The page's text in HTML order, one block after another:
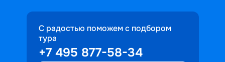
С радостью поможем с подбором
тура
+7 495 877-58-34